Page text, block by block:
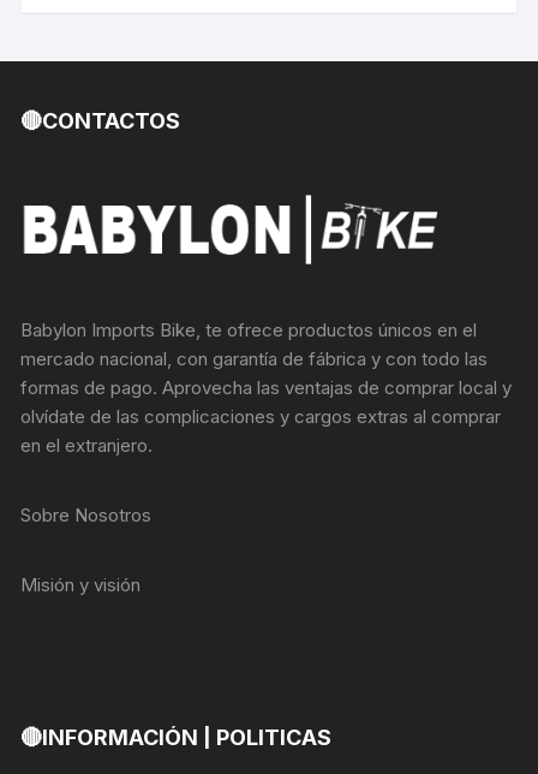
🔴CONTACTOS
Babylon Imports Bike, te ofrece productos únicos en el
mercado nacional, con garantía de fábrica y con todo las
formas de pago. Aprovecha las ventajas de comprar local y
olvídate de las complicaciones y cargos extras al comprar
en el extranjero.
Sobre Nosotros
Misión y visión
🔴INFORMACIÓN | POLITICAS